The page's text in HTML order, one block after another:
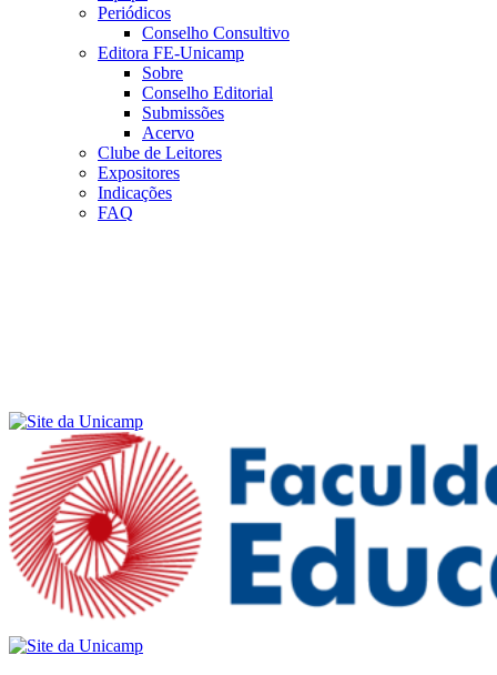
Periódicos
Conselho Consultivo
Editora FE-Unicamp
Sobre
Conselho Editorial
Submissões
Acervo
Clube de Leitores
Expositores
Indicações
FAQ